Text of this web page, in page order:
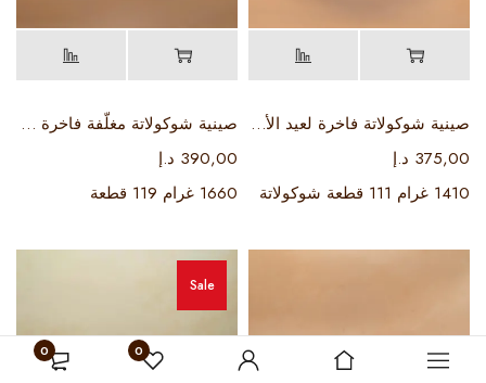
0
0
صينية شوكولاتة فاخرة لعيد الأضحى 3
375,00 د.إ
1410 غرام 111 قطعة شوكولاتة
صينية شوكولاتة مغلّفة فاخرة لعيد الأضحى 1
390,00 د.إ
1660 غرام 119 قطعة
Sale